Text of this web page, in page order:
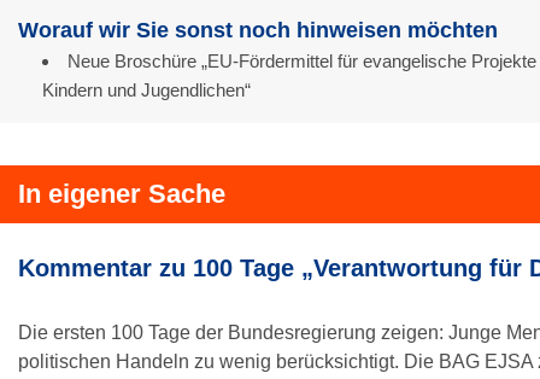
Worauf wir Sie sonst noch hinweisen möchten
Neue Broschüre „EU-Fördermittel für evangelische
Kindern und Jugendlichen“
In eigener Sache
Kommentar zu 100 Tage „Verantwortung für
Die ersten 100 Tage der Bundesregierung zeigen: Junge
politischen Handeln zu wenig berücksichtigt. Die BAG EJSA